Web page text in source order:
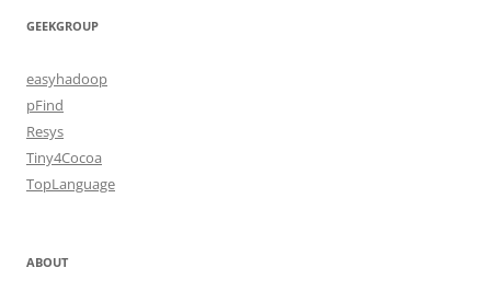
GEEKGROUP
easyhadoop
pFind
Resys
Tiny4Cocoa
TopLanguage
ABOUT